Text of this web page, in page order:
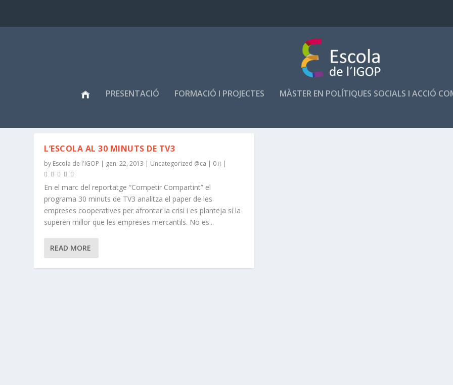
PRESENTACIÓ FORMACIÓ I PROJECTES MÀSTER EN POLÍTIQUES SOCIALS I ACCIÓ
L’ESCOLA AL 30 MINUTS DE TV3
by Escola de l'IGOP | gen. 22, 2013 | Uncategorized @ca | 0 |
En el marc del reportatge “Competir Compartint” el
programa 30 minuts de TV3 analitza el paper de les
empreses cooperatives per afrontar la crisi i es planteja si la
superen millor que les empreses mercantils. No es...
READ MORE